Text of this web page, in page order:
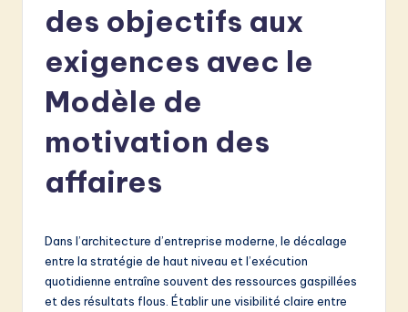
L
des objectifs aux
exigences avec le
Modèle de
motivation des
affaires
Dans l’architecture d’entreprise moderne, le décalage
entre la stratégie de haut niveau et l’exécution
quotidienne entraîne souvent des ressources gaspillées
et des résultats flous. Établir une visibilité claire entre